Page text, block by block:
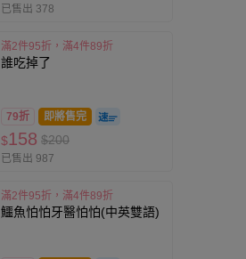
已售出 378
滿2件95折，滿4件89折
誰吃掉了
79折 即將售完
$158 $200
已售出 987
滿2件95折，滿4件89折
鱷魚怕怕牙醫怕怕(中英雙語)